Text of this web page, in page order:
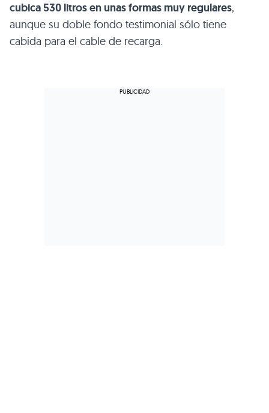
cubica 530 litros en unas formas muy regulares,
aunque su doble fondo testimonial sólo tiene
cabida para el cable de recarga.